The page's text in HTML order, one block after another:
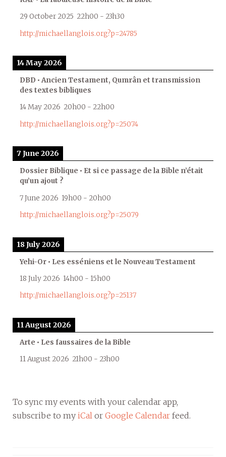
29 October 2025 22h00 - 23h30
http://michaellanglois.org?p=24785
14 May 2026
DBD • Ancien Testament, Qumrân et transmission
des textes bibliques
14 May 2026 20h00 - 22h00
http://michaellanglois.org?p=25074
7 June 2026
Dossier Biblique • Et si ce passage de la Bible n’était
qu’un ajout ?
7 June 2026 19h00 - 20h00
http://michaellanglois.org?p=25079
18 July 2026
Yehi-Or • Les esséniens et le Nouveau Testament
18 July 2026 14h00 - 15h00
http://michaellanglois.org?p=25137
11 August 2026
Arte • Les faussaires de la Bible
11 August 2026 21h00 - 23h00
To sync my events with your calendar app,
subscribe to my iCal or Google Calendar feed.